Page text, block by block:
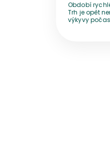
Období
Trh je opět
výkyvy